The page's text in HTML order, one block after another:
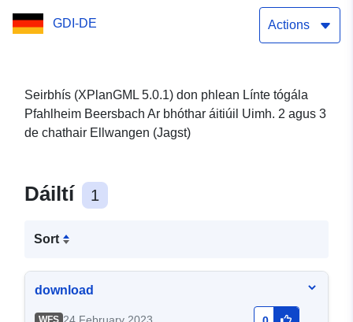
(XPlanGML 5.0.1)
GDI-DE Actions
Seirbhís (XPlanGML 5.0.1) don phlean Línte tógála
Pfahlheim Beersbach Ar bhóthar áitiúil Uimh. 2 agus 3
de chathair Ellwangen (Jagst)
Dáiltí 1
Sort
download